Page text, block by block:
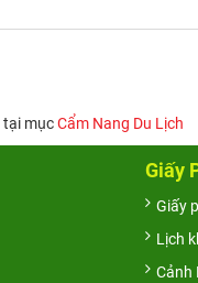
tại mụcCẩm Nang Du Lịch
Giấy
Giấy
Lịch
Cảnh